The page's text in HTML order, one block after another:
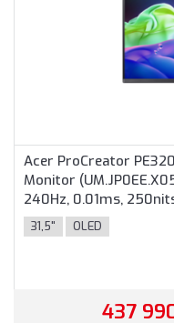
Acer ProCreator
Monitor
240Hz, 0.01ms,
garancia, Fekete színben
31,5" OLED
437